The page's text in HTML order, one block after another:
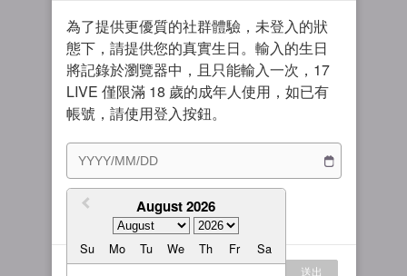
電玩遊戲
大神推薦
男主播
女主播
我的訂閱
繁體中文
繁體中文-香港
日本語
為了提供更優質的社群體驗，未登入的狀
態下，請提供您的真實生日。輸入的生日
將記錄於瀏覽器中，且只能輸入一次，17
LIVE 僅限滿 18 歲的成年人使用，如已有
帳號，請使用登入按鈕。
August 2026
Su Mo Tu We Th Fr Sa
我同意 服務條款與隱私權政策
送出